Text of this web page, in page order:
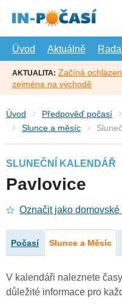
hlavní
Úvod
Aktuálně
AKTUALITA: Začíná
zejména na východě
Úvod Předpověď počasí
Slunce a měsíc
SLUNEČNÍ KALENDÁŘ
Pavlovice
Označit jako domovské
Počasí Slunce a Měsíc
V kalendáři naleznete
důležité informace pro